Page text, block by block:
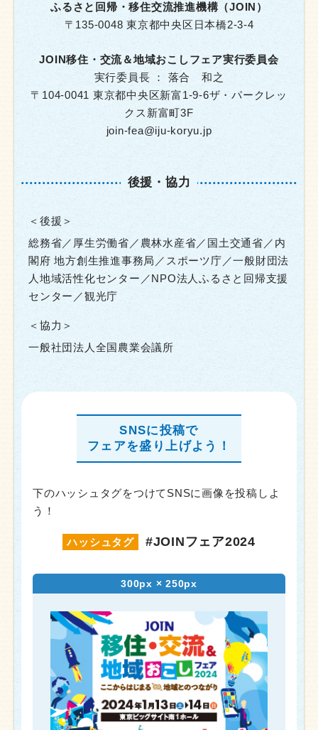
ふるさと回帰・移住交流推進機構（JOIN）
〒135-0048 東京都中央区日本橋2-3-4
JOIN移住・交流＆地域おこしフェア実行委員会
実行委員長 ： 落合 和之
〒104-0041 東京都中央区新富1-9-6ザ・パークレッ
クス新富町3F
join-fea@iju-koryu.jp
後援・協力
＜後援＞
総務省／厚生労働省／農林水産省／国土交通省／内
閣府 地方創生推進事務局／スポーツ庁／一般財団法
人地域活性化センター／NPO法人ふるさと回帰支援
センター／観光庁
＜協力＞
一般社団法人全国農業会議所
SNSに投稿で
フェアを盛り上げよう！
下のハッシュタグをつけてSNSに画像を投稿しよ
う！
ハッシュタグ #JOINフェア2024
300px × 250px